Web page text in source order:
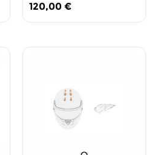
120,00 €